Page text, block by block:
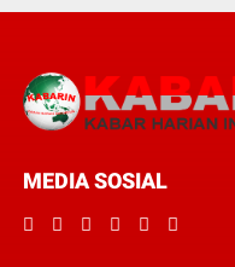
MEDIA SOSIAL